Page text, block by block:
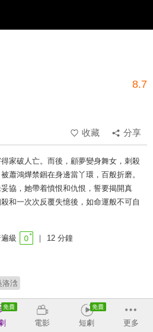
8.7
收藏
分享
家破人亡。而後，顧夢變身舞女，刺殺
蕭鴻燁禁錮在身邊當丫環，百般折磨。
協，她帶着憤恨和仇恨，誓要揭開真
和一次次反覆失憶後，如命運般不可自
級 12 分鐘
洛浛
短劇 # 免費短劇
電影 短劇 更多